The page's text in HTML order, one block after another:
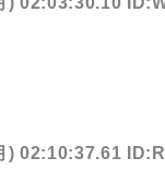
) 02:10:37.61